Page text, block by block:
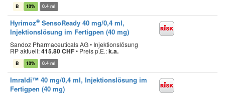
B 10% 0.4 ml
Hyrimoz® SensoReady 40 mg/0,4 ml,
Injektionslösung im Fertigpen (40 mg)
Sandoz Pharmaceuticals AG • Injektionslösung
RP aktuell:415.80 CHF• Preis p.E.:k.a.
B 10% 0.4 ml
Imraldi™ 40 mg/0,4 ml, Injektionslösung im
Fertigpen (40 mg)